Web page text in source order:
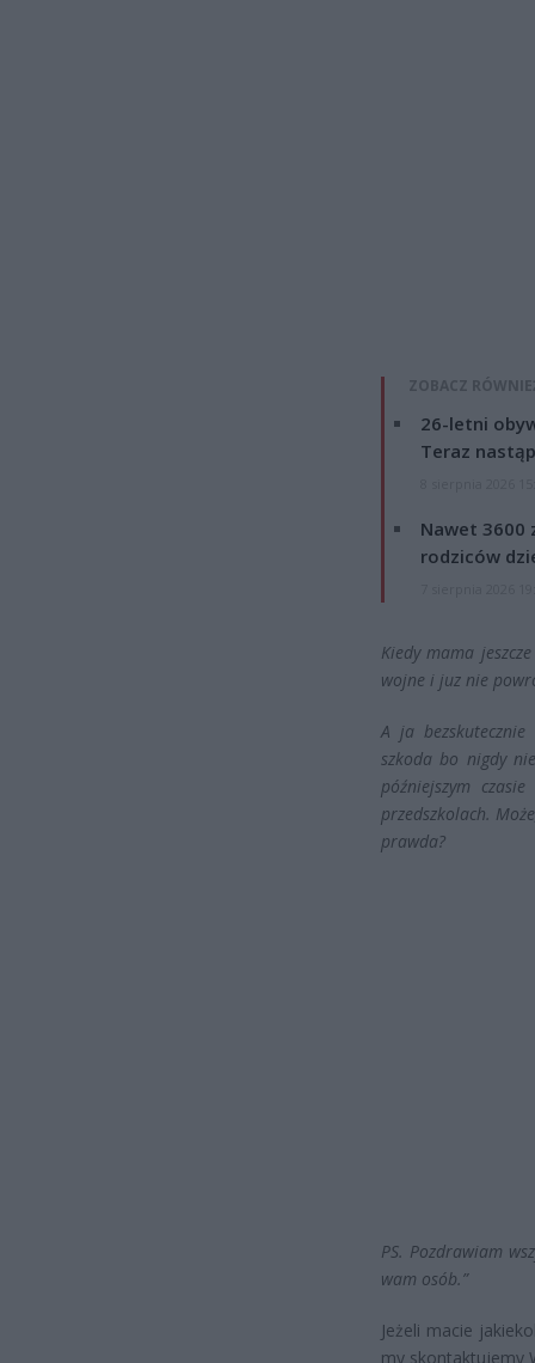
ZOBACZ
26-letni
Teraz
Nawet 3600
rodziców
Kiedy mama
wojne i juz nie
A ja
szkoda bo nigdy
późniejszym
przedszkolach.
prawda?
PS. Pozdrawiam
wam osób.”
Jeżeli macie
my skontaktujemy